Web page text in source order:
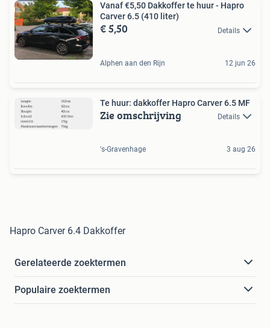
Vanaf €5,50 Dakkoffer te huur - Hapro
Carver 6.5 (410 liter)
€ 5,50 Details
Alphen aan den Rijn 12 jun 26
Te huur: dakkoffer Hapro Carver 6.5 MF
Zie omschrijving Details
's-Gravenhage 3 aug 26
Hapro Carver 6.4 Dakkoffer
Gerelateerde zoektermen
Populaire zoektermen